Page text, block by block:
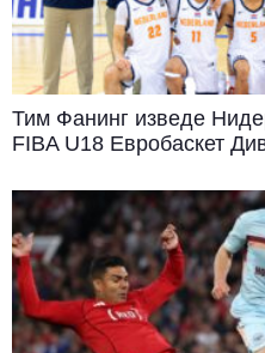
Тим Фанинг изведе
FIBA U18 Евробаскет